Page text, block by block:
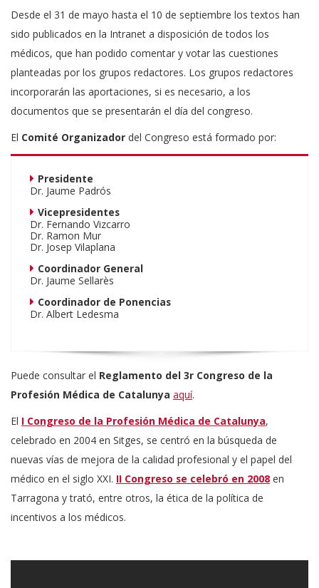
Desde el 31 de mayo hasta el 10 de septiembre los textos han
sido publicados en la Intranet a disposición de todos los
médicos, que han podido comentar y votar las cuestiones
planteadas por los grupos redactores. Los grupos redactores
incorporarán las aportaciones, si es necesario, a los
documentos que se presentarán el día del congreso.
El Comité Organizador del Congreso está formado por:
Presidente
Dr. Jaume Padrós
Vicepresidentes
Dr. Fernando Vizcarro
Dr. Ramon Mur
Dr. Josep Vilaplana
Coordinador General
Dr. Jaume Sellarès
Coordinador de Ponencias
Dr. Albert Ledesma
Puede consultar el Reglamento del 3r Congreso de la
Profesión Médica de Catalunya aquí.
El I Congreso de la Profesión Médica de Catalunya,
celebrado en 2004 en Sitges, se centró en la búsqueda de
nuevas vías de mejora de la calidad profesional y el papel del
médico en el siglo XXI. II Congreso se celebró en 2008 en
Tarragona y trató, entre otros, la ética de la política de
incentivos a los médicos.